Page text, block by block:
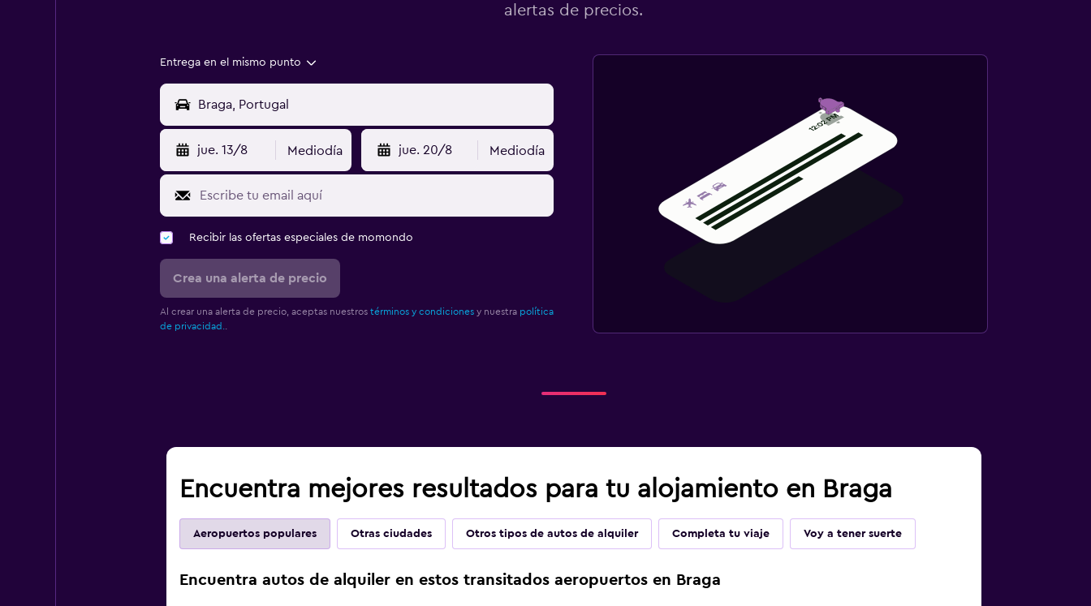
alertas de precios.
Entrega en el mismo punto
jue. 13/8 Mediodía jue. 20/8 Mediodía
Recibir las ofertas especiales de momondo
Crea una alerta de precio
Al crear una alerta de precio, aceptas nuestros términos y condicionesy nuestra política
de privacidad.
Encuentra mejores resultados para tu alojamiento en Braga
Aeropuertos populares Otras ciudades Otros tipos de autos de alquiler Completa tu viaje Voy a tener suerte
Encuentra autos de alquiler en estos transitados aeropuertos en Braga